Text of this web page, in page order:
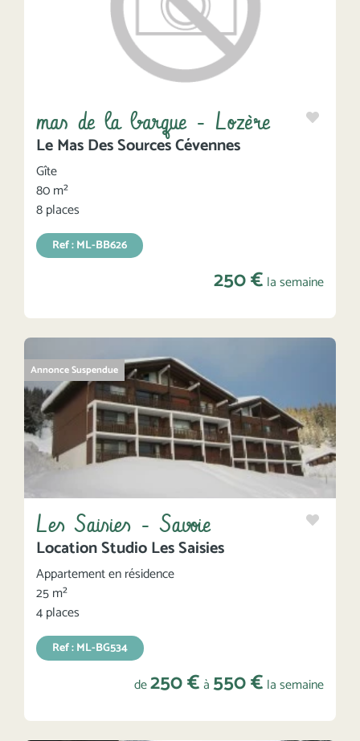
mas de la barque - Lozère
Le Mas Des Sources Cévennes
Gîte
80 m²
8 places
Ref : ML-BB626
250 € la semaine
Annonce Suspendue
Les Saisies - Savoie
Location Studio Les Saisies
Appartement en résidence
25 m²
4 places
Ref : ML-BG534
de250 €à550 € la semaine